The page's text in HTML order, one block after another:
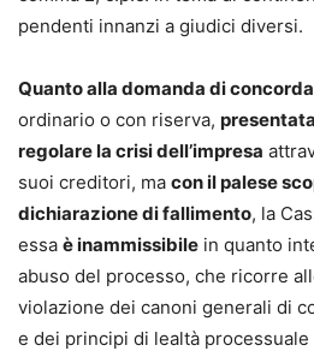
pendenti innanzi a giudici diversi.
Quanto alla domanda di
ordinario o con riserva,
regolare la crisi dell’impresa
suoi creditori, ma con il palese
dichiarazione di fallimento, la
essa è inammissibile in quanto
abuso del processo, che ricorre
violazione dei canoni generali di
e dei principi di lealtà